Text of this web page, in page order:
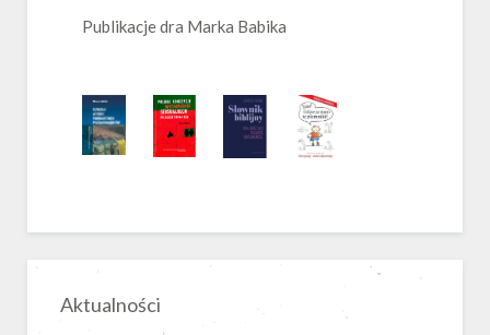
Publikacje dra Marka Babika
Aktualności